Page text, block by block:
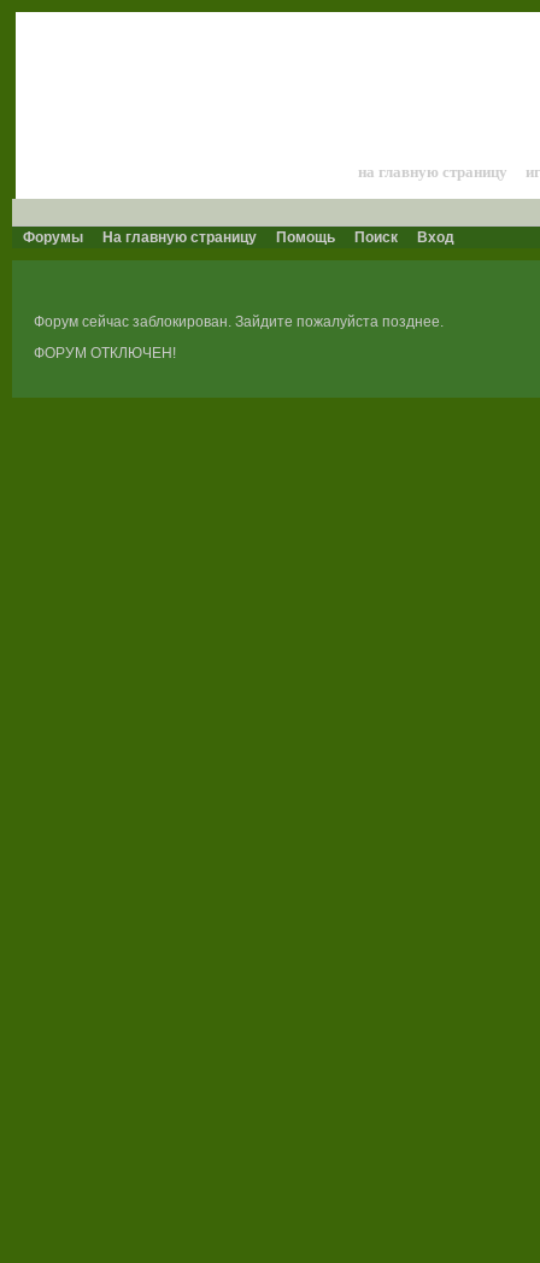
на главную страницу
Форумы На главную страницу Помощь Поиск Вход
Форум сейчас заблокирован. Зайдите пожалуйста позднее.
ФОРУМ ОТКЛЮЧЕН!